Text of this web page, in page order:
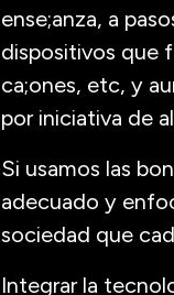
ense;anza, a
dispositivos que
ca;ones, etc, y
por iniciativa de
Si usamos las
adecuado y
sociedad que
Integrar la